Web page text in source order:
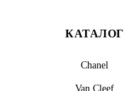
КАТАЛОГ
Chanel
Van Cleef